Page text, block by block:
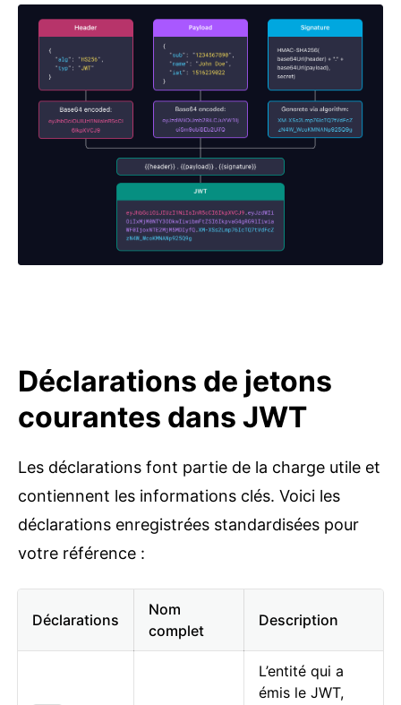
Déclarations de jetons
courantes dans JWT
Les déclarations font partie de la charge utile et
contiennent les informations clés. Voici les
déclarations enregistrées standardisées pour
votre référence :
Déclarations
Nom
complet
Description
L’entité qui a
émis le JWT,